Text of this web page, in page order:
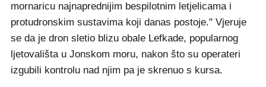
mornaricu najnaprednijim bespilotnim letjelicama i
protudronskim sustavima koji danas postoje." Vjeruje
se da je dron sletio blizu obale Lefkade, popularnog
ljetovališta u Jonskom moru, nakon što su operateri
izgubili kontrolu nad njim pa je skrenuo s kursa.